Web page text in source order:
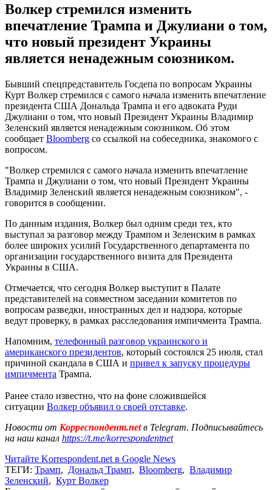
Волкер стремился изменить
впечатление Трампа и Джулиани о том,
что новый президент Украины
является ненадежным союзником.
Бывший спецпредставитель Госдепа по вопросам Украины
Курт Волкер стремился с самого начала изменить впечатление
президента США Дональда Трампа и его адвоката Руди
Джулиани о том, что новый Президент Украины Владимир
Зеленский является ненадежным союзником. Об этом
сообщает Bloomberg со ссылкой на собеседника, знакомого с
вопросом.
"Волкер стремился с самого начала изменить впечатление
Трампа и Джулиани о том, что новый Президент Украины
Владимир Зеленский является ненадежным союзником", -
говорится в сообщении.
По данным издания, Волкер был одним среди тех, кто
выступал за разговор между Трампом и Зеленским в рамках
более широких усилий Государственного департамента по
организации государственного визита для Президента
Украины в США.
Отмечается, что сегодня Волкер выступит в Палате
представителей на совместном заседании комитетов по
вопросам разведки, иностранных дел и надзора, которые
ведут проверку, в рамках расследования импичмента Трампа.
Напомним, телефонный разговор украинского и
американского президентов, который состоялся 25 июля, стал
причиной скандала в США и привел к запуску процедуры
импичмента Трампа.
Ранее стало известно, что на фоне сложившейся
ситуации Волкер объявил о своей отставке.
Новости от Корреспондент.netв Telegram. Подписывайтесь
на наш канал https://t.me/korrespondentnet
Читайте Korrespondent.net в Google News
ТЕГИ: Трамп, Дональд Трамп, Bloomberg, Владимир
Зеленский, Курт Волкер